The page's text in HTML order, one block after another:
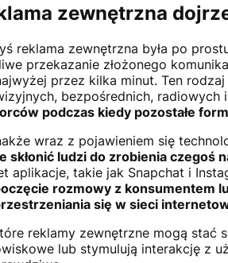
zewnętrzna
reklama zewnętrzna była po
przekazanie złożonego
przez kilka minut. Ten
bezpośrednich, radiowych
podczas kiedy pozostałe
wraz z pojawieniem się
skłonić ludzi do zrobienia czegoś
aplikacje, takie jak Snapchat i
rozmowy z konsumentem
się w sieci
reklamy zewnętrzne mogą stać
lub stymulują interakcję z